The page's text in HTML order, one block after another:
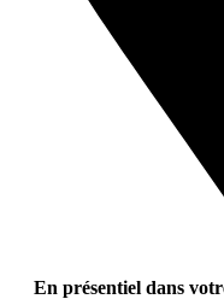
En présentiel dans